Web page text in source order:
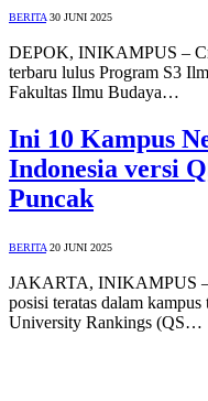
BERITA 30 JUNI 2025
DEPOK, INIKAMPUS –
terbaru lulus Program S3
Fakultas Ilmu Budaya…
Ini 10 Kampus
Indonesia versi
Puncak
BERITA 20 JUNI 2025
JAKARTA, INIKAMPUS –
posisi teratas dalam
University Rankings (QS…